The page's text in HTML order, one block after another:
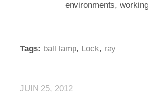
environments,
Tags: ball lamp, Lock, ray
JUIN 25, 2012